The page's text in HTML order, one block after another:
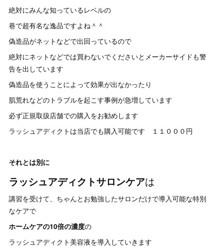
絶対にみんな知っているレベルの
巷で超有名な逸品ですよね＾＾
偽造品がネットなどで出回っているので
絶対にネットなどでは買わないでくださいとメーカーサイドも警
告を出しています
偽造品を使うことによって効果が出なかったり
肌荒れなどのトラブルを起こす事例が急増しています
必ず正規取扱店舗での購入をお勧めします
ラッシュアディクトは当店でも購入可能です １１０００円
それとは別に
ラッシュアディクトサロンケアは
講習を受けて、ちゃんとお勉強したサロンだけで導入可能な特別
なケアで
ホームケアの10倍の濃度の
ラッシュアディクト美容液を導入していきます